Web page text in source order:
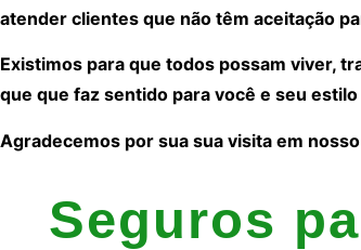
atender clientes que não têm aceitação
Existimos para que todos possam viver,
que que faz sentido para você e seu estilo
Agradecemos por sua sua visita em
Seguros